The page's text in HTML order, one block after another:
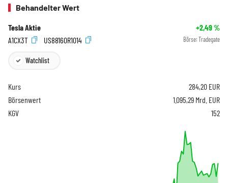
Behandelter Wert
Tesla Aktie +2,49%
A1CX3T
US88160R1014 Börse: Tradegate
Watchlist
Kurs 284,20 EUR
Börsenwert
1.095,29 Mrd. EUR
KGV
152